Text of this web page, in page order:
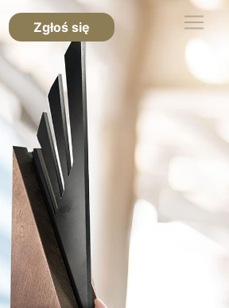
Zgłoś się